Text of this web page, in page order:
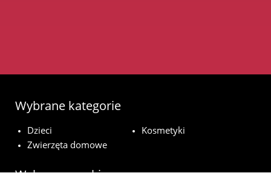
Wybrane kategorie
Dzieci
Kosmetyki
Zwierzęta domowe